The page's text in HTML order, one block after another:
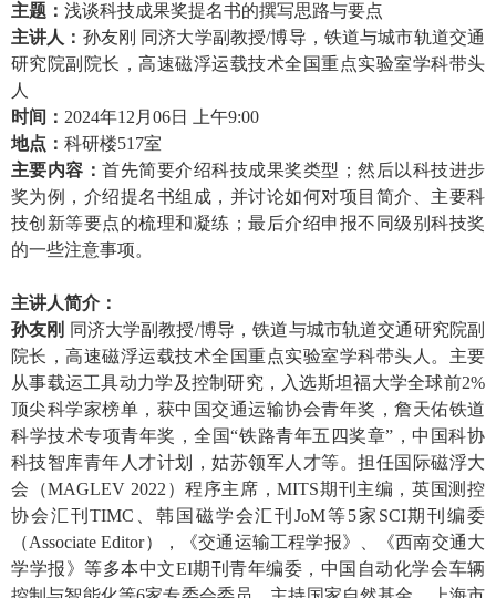
主题： 浅谈科技成果奖提名书的撰写思路与要点
主讲人： 孙友刚 同济大学副教授/博导，铁道与城市轨道交通
研究院副院长，高速磁浮运载技术全国重点实验室学科带头
人
时间： 2024年12月06日 上午9:00
地点： 科研楼517室
主要内容：首先简要介绍科技成果奖类型；然后以科技进步
奖为例，介绍提名书组成，并讨论如何对项目简介、主要科
技创新等要点的梳理和凝练；最后介绍申报不同级别科技奖
的一些注意事项。
主讲人简介：
孙友刚 同济大学副教授/博导，铁道与城市轨道交通研究院副
院长，高速磁浮运载技术全国重点实验室学科带头人。主要
从事载运工具动力学及控制研究，入选斯坦福大学全球前2%
顶尖科学家榜单， 获中国交通运输协会青年奖，詹天佑铁道
科学技术专项青年奖，全国“铁路青年五四奖章”， 中国科协
科技智库青年人才计划
，姑苏领军人才等。担任国际磁浮大
会（MAGLEV 2022）程序主席，MITS期刊 主编，英国测控
协会汇刊TIMC、韩国磁学会汇刊JoM等5家SCI期刊编委
（Associate Editor），《交通运输工程学报》、《西南交通大
学学报》等多本中文EI期刊青年编委，中国自动化学会车辆